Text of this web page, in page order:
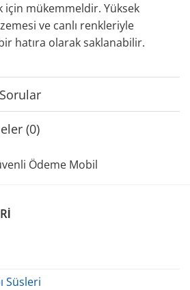
için mükemmeldir. Yüksek
ve canlı renkleriyle
hatıra olarak saklanabilir.
(0)
Süsleri